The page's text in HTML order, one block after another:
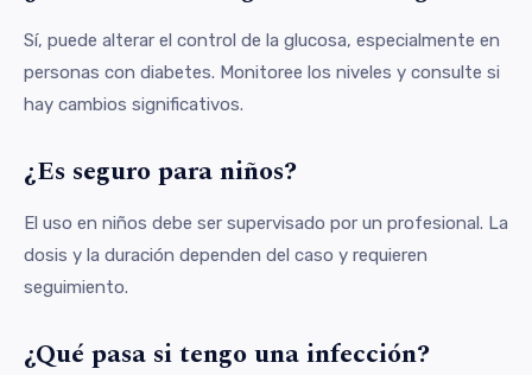
Sí, puede alterar el control de la glucosa, especialmente en
personas con diabetes. Monitoree los niveles y consulte si
hay cambios significativos.
¿Es seguro para niños?
El uso en niños debe ser supervisado por un profesional. La
dosis y la duración dependen del caso y requieren
seguimiento.
¿Qué pasa si tengo una infección?